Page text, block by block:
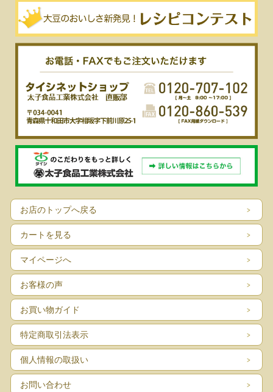
お店のトップへ戻る
カートを見る
マイページへ
お客様の声
お買い物ガイド
特定商取引法表示
個人情報の取扱い
お問い合わせ